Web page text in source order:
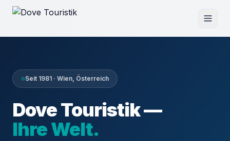
Seit 1981 · Wien, Österreich
Dove Touristik —
Ihre Welt.